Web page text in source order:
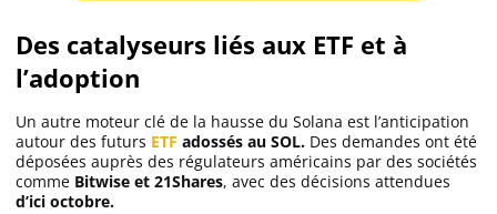
Des catalyseurs liés aux ETF et à
l’adoption
Un autre moteur clé de la hausse du Solana est l’anticipation
autour des futurs ETF adossés au SOL. Des demandes ont été
déposées auprès des régulateurs américains par des sociétés
comme Bitwise et 21Shares, avec des décisions attendues
d’ici octobre.